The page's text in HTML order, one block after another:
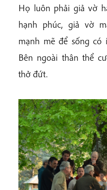
Họ luôn phải giả vờ
hạnh phúc, giả vờ
mạnh mẽ để sống có
Bên ngoài thân thể
thở đứt.